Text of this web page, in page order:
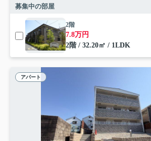
募集中の部屋
2階
7.8万円
2階 / 32.20㎡ / 1LDK
アパート